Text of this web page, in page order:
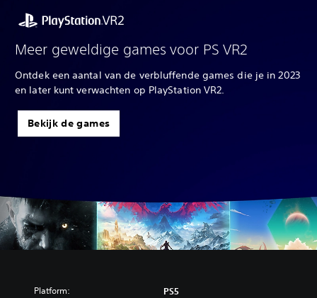
Meer geweldige games voor PS VR2
Ontdek een aantal van de verbluffende games die je in 2023
en later kunt verwachten op PlayStation VR2.
Bekijk de games
Platform: PS5